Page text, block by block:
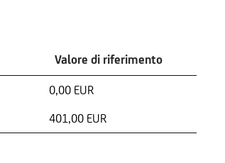
Valore di riferimento
0,00 EUR
401,00 EUR